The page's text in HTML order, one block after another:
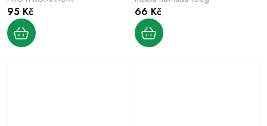
95 Kč 66 Kč